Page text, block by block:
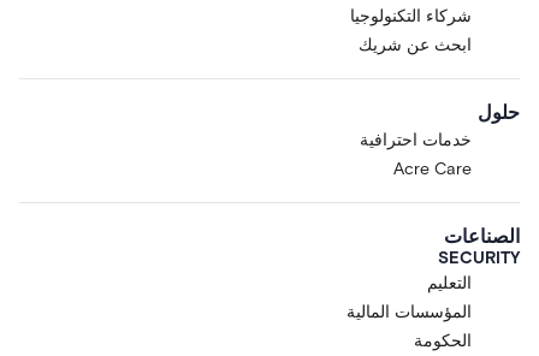
شركاء التكنولوجيا
ابحث عن شريك
حلول
خدمات احترافية
Acre Care
الصناعات
SECURITY
التعليم
المؤسسات المالية
الحكومة